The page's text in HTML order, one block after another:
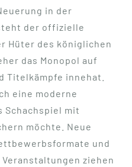
in der
der offizielle
Hüter des königlichen
das Monopol auf
Titelkämpfe innehat.
eine moderne
Schachspiel mit
möchte. Neue
und
ziehen